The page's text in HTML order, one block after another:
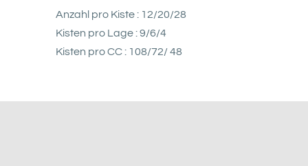
Anzahl pro Kiste : 12/20/28
Kisten pro Lage : 9/6/4
Kisten pro CC : 108/72/ 48